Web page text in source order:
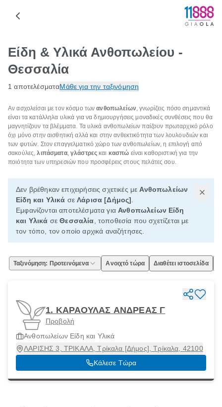
Είδη & Υλικά Ανθοπωλείου -
Θεσσαλία
1 αποτελέσματαΜάθε για την ταξινόμηση
Αν ασχολείσαι με τον κόσμο τωνανθοπωλείων, γνωρίζεις πόσο σημαντικά
είναι τα κατάλληλα υλικά για να δημιουργήσεις μοναδικές συνθέσεις που θα
μαγνητίζουν τα βλέμματα. Τα υλικά ανθοπωλείων παίζουν πρωταρχικό ρόλο
όχι μόνο στην αισθητική αλλά και στην ανθεκτικότητα των λουλουδιών και
των φυτών. Στον επαγγελματικό χώρο των ανθοπωλείων, η επιλογή από
σακούλες,λιπάσματα, γλάστρες και κασπώ είναι καθοριστική για την
ποιότητα των υπηρεσιών που προσφέρεις στους πελάτες σου.
Δεν βρέθηκαν επιχειρήσεις σχετικές με Ανθοπωλείων
Είδη και Υλικά σεΛάρισα [Δήμος]
Εμφανίζονται αποτελέσματα για Ανθοπωλείων Είδη
και Υλικά σεΘεσσαλία , τοποθεσία που σχετίζεται με
τον τόπο, τον οποίο αρχικά αναζήτησες.
Ταξινόμηση: Προτεινόμενα Ανοιχτό τώρα Διαθέτει ιστοσελίδα
1. ΚΑΡΑΟΥΛΑΣ ΑΝΔΡΕΑΣ Γ
Προβολή
Ανθοπωλείων Είδη και Υλικά
ΛΑΡΙΣΗΣ 3, ΤΡΙΚΑΛΑ, Τρίκαλα [Δήμος], Τρίκαλα, 42100
Κάλεσε Τώρα